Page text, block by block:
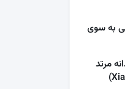
به سوی
مرتد